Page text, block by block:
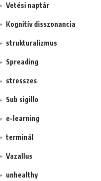
Vetési naptár
Kognitív disszonancia
strukturalizmus
Spreading
stresszes
Sub sigillo
e-learning
terminál
Vazallus
unhealthy